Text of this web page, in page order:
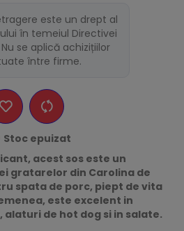
este un drept al
în temeiul Directivei
Nu se aplică achizițiilor
între firme.
Stoc epuizat
acest sos este un
gratarelor din Carolina de
spata de porc, piept de vita
este excelent in
de hot dog si in salate.